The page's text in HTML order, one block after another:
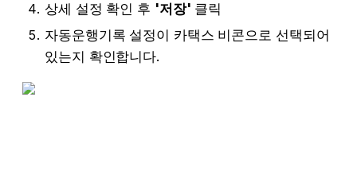
상세 설정 확인 후 '저장' 클릭
자동운행기록 설정이 카택스 비콘으로 선택되어
있는지 확인합니다.